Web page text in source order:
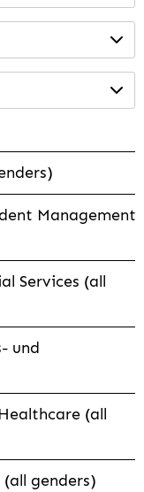
Management
Services (all
und
(all
genders)